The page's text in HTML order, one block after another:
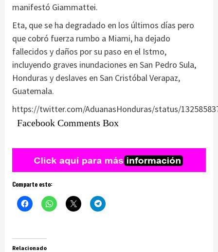
manifestó Giammattei.
Eta, que se ha degradado en los últimos días pero
que cobró fuerza rumbo a Miami, ha dejado
fallecidos y daños por su paso en el Istmo,
incluyendo graves inundaciones en San Pedro Sula,
Honduras y deslaves en San Cristóbal Verapaz,
Guatemala.
https://twitter.com/AduanasHonduras/status/
Facebook Comments Box
Comparte esto:
Relacionado